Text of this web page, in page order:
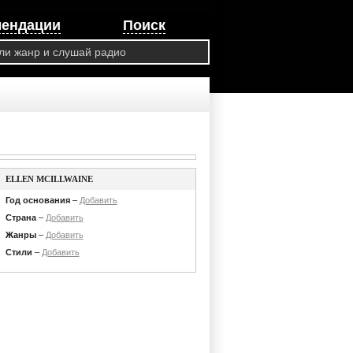
Поиск
ELLEN MCILLWAINE
Год основания– Добавить
Страна– Добавить
Жанры– Добавить
Стили – Добавить